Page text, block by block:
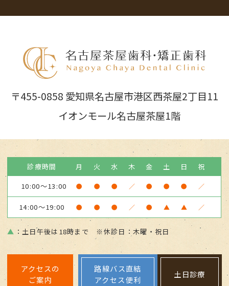
〒455-0858 愛知県名古屋市港区西茶屋2丁目11
イオンモール名古屋茶屋1階
診療時間 月 火 水 木 金 土 日
祝
10:00～13:00
● ● ● ／ ● ● ● ／
14:00～19:00 ● ● ● ／ ● ▲ ▲ ／
▲ ：土日午後は18時まで ※休診日：木曜・祝日
アクセスの
ご案内
路線バス直結
アクセス便利
土日診療